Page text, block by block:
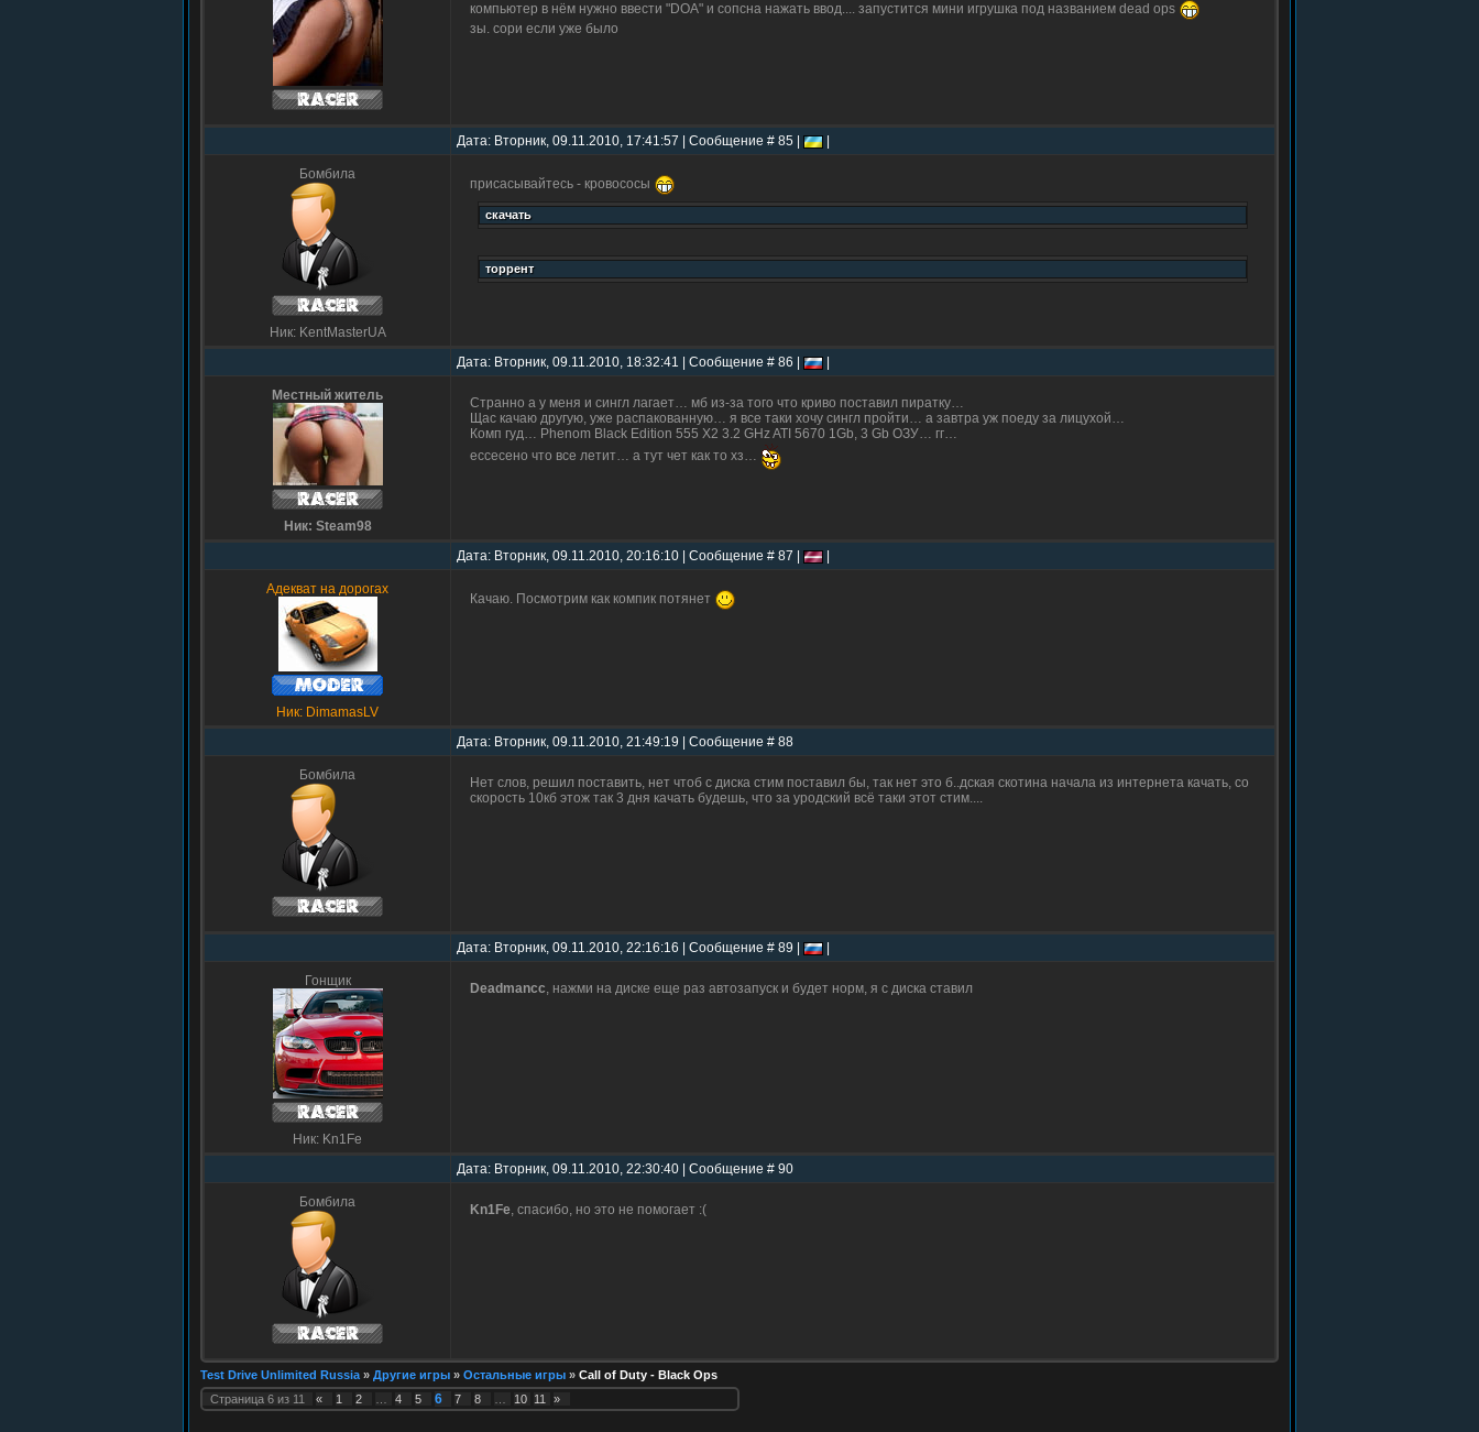
компьютер в нём нужно ввести "DOA" и сопсна нажать ввод.... запустится мини игрушка под названием dead ops
зы. сори если уже было
Дата: Вторник, 09.11.2010, 17:41:57 | Сообщение # 85 |
Бомбила
Ник: KentMasterUA
присасывайтесь - кровососы
Дата: Вторник, 09.11.2010, 18:32:41 | Сообщение # 86 |
Местный житель
Ник: Steam98
Странно а у меня и сингл лагает… мб из-за того что криво поставил пиратку…
Щас качаю другую, уже распакованную… я все таки хочу сингл пройти… а завтра уж поеду за лицухой…
Комп гуд… Phenom Black Edition 555 X2 3.2 GHz ATI 5670 1Gb, 3 Gb ОЗУ… гг…
ессесено что все летит… а тут чет как то хз…
Дата: Вторник, 09.11.2010, 20:16:10 | Сообщение # 87 |
Адекват на дорогах
Ник: DimamasLV
Качаю. Посмотрим как компик потянет
Дата: Вторник, 09.11.2010, 21:49:19 | Сообщение # 88
Бомбила
Нет слов, решил поставить, нет чтоб с диска стим поставил бы, так нет это б..дская скотина начала из интернета качать, со
скорость 10кб этож так 3 дня качать будешь, что за уродский всё таки этот стим....
Дата: Вторник, 09.11.2010, 22:16:16 | Сообщение # 89 |
Гонщик
Ник: Kn1Fe
Deadmancc, нажми на диске еще раз автозапуск и будет норм, я с диска ставил
Дата: Вторник, 09.11.2010, 22:30:40 | Сообщение # 90
Бомбила Kn1Fe, спасибо, но это не помогает :(
Test Drive Unlimited Russia » Другие игры » Остальные игры » Call of Duty - Black Ops
Страница 6 из 11 « 1 2 4 5 6 7 8 10 11 »